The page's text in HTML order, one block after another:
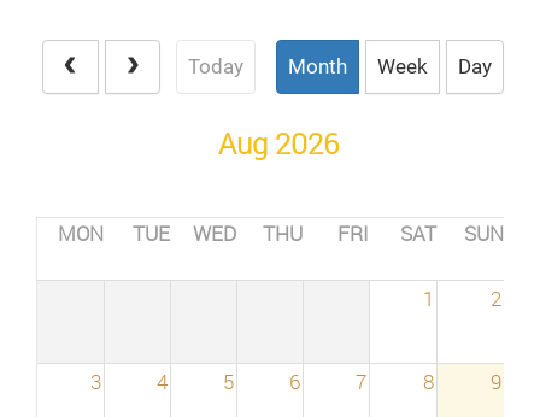
Today Month Week Day
Aug 2026
MON TUE WED THU FRI SAT SUN
1 2
3 4 5 6 7 8 9